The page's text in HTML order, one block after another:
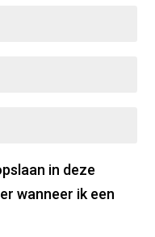
in deze
wanneer ik een